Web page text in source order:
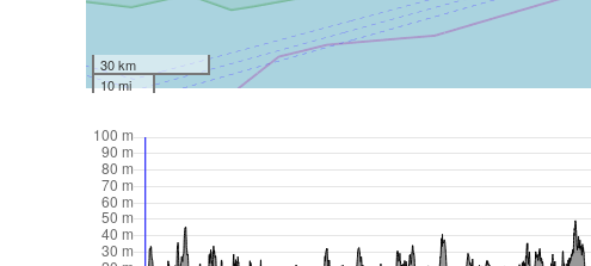
30 km
10 mi